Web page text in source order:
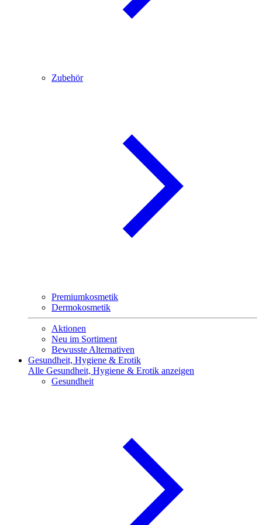
Zubehör
Premiumkosmetik
Dermokosmetik
Aktionen
Neu im Sortiment
Bewusste Alternativen
Gesundheit, Hygiene & Erotik
Alle Gesundheit, Hygiene & Erotik anzeigen
Gesundheit